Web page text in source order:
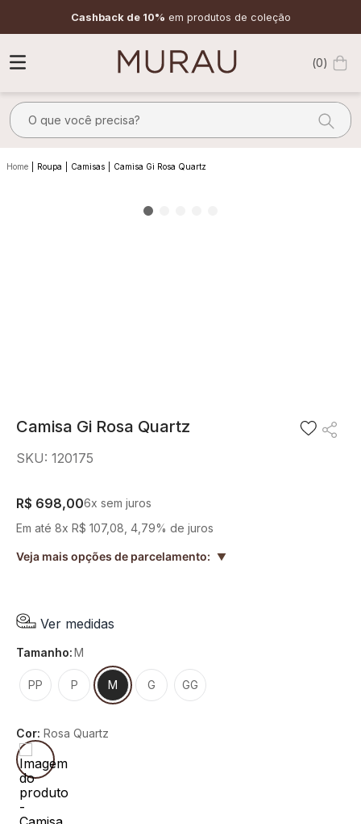
Cashback de 10% em produtos de coleção
0
O que você precisa?
Roupa Camisas Camisa Gi Rosa Quartz
Camisa Gi Rosa Quartz
SKU: 120175
R$ 698,006x sem juros
Em até 8x R$ 107,08 4,79% de juros
Veja mais opções de parcelamento: ▲
Ver medidas
tamanho:M
PP P M G GG
Cor: Rosa Quartz
10º blusa